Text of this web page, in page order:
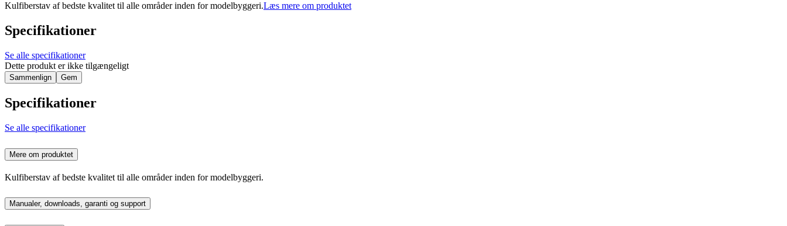
Kulfiberstav af bedste kvalitet til alle områder inden for modelbyggeri.Læs mere om produktet
Specifikationer
Se alle specifikationer
Dette produkt er ikke tilgængeligt
Sammenlign Gem
Specifikationer
Se alle specifikationer
Mere om produktet
Kulfiberstav af bedste kvalitet til alle områder inden for modelbyggeri.
Manualer, downloads, garanti og support